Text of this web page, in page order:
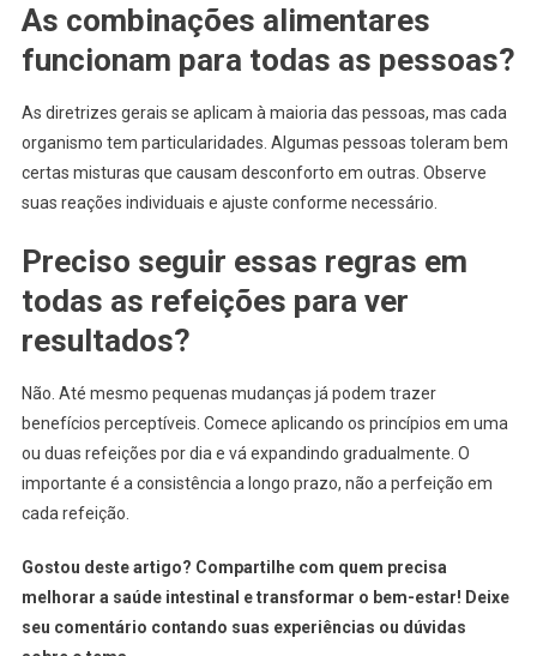
As combinações alimentares
funcionam para todas as pessoas?
As diretrizes gerais se aplicam à maioria das pessoas, mas cada
organismo tem particularidades. Algumas pessoas toleram bem
certas misturas que causam desconforto em outras. Observe
suas reações individuais e ajuste conforme necessário.
Preciso seguir essas regras em
todas as refeições para ver
resultados?
Não. Até mesmo pequenas mudanças já podem trazer
benefícios perceptíveis. Comece aplicando os princípios em uma
ou duas refeições por dia e vá expandindo gradualmente. O
importante é a consistência a longo prazo, não a perfeição em
cada refeição.
Gostou deste artigo? Compartilhe com quem precisa
melhorar a saúde intestinal e transformar o bem-estar! Deixe
seu comentário contando suas experiências ou dúvidas